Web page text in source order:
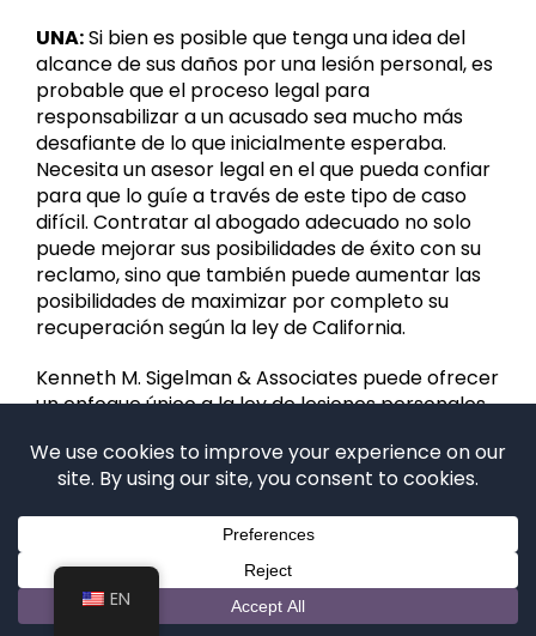
UNA:Si bien es posible que tenga una idea del
alcance de sus daños por una lesión personal, es
probable que el proceso legal para
responsabilizar a un acusado sea mucho más
desafiante de lo que inicialmente esperaba.
Necesita un asesor legal en el que pueda confiar
para que lo guíe a través de este tipo de caso
difícil. Contratar al abogado adecuado no solo
puede mejorar sus posibilidades de éxito con su
reclamo, sino que también puede aumentar las
posibilidades de maximizar por completo su
recuperación según la ley de California.
Kenneth M. Sigelman & Associates puede ofrecer
un enfoque único a la ley de lesiones personales
UU. pueden igualar. Los recursos profesionales y
la experiencia de un médico consumado y un
abogado de su lado pueden brindarle la
confianza que necesita para abordar cualquier
caso de lesiones personales con facilidad. Para
hablar con un abogado de lesiones personales
de Irvine sobre sus opciones de recursos legales,
EN